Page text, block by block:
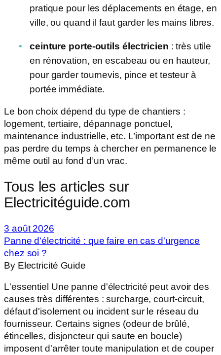
pratique pour les déplacements en étage, en
ville, ou quand il faut garder les mains libres.
ceinture porte-outils électricien : très utile
en rénovation, en escabeau ou en hauteur,
pour garder tournevis, pince et testeur à
portée immédiate.
Le bon choix dépend du type de chantiers :
logement, tertiaire, dépannage ponctuel,
maintenance industrielle, etc. L’important est de ne
pas perdre du temps à chercher en permanence le
même outil au fond d’un vrac.
Tous les articles sur
Electricitéguide.com
3 août 2026
Panne d'électricité : que faire en cas d'urgence
chez soi ?
By Electricité Guide
L'essentiel Une panne d'électricité peut avoir des
causes très différentes : surcharge, court-circuit,
défaut d'isolement ou incident sur le réseau du
fournisseur. Certains signes (odeur de brûlé,
étincelles, disjoncteur qui saute en boucle)
imposent d'arrêter toute manipulation et de couper